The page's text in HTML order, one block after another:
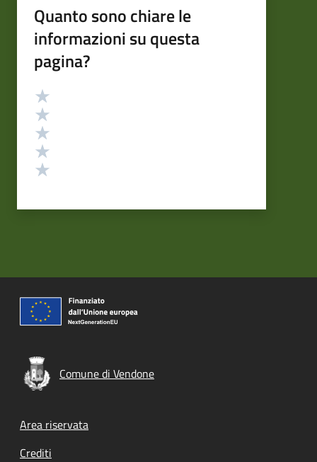
Quanto sono chiare le
informazioni su questa
pagina?
Valutazione
Comune di Vendone
Footer menu
Area riservata
Crediti